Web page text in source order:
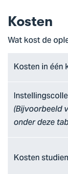
Kosten
Wat kost de
Kosten in één
(Bijvoorbeeld
onder deze
Kosten